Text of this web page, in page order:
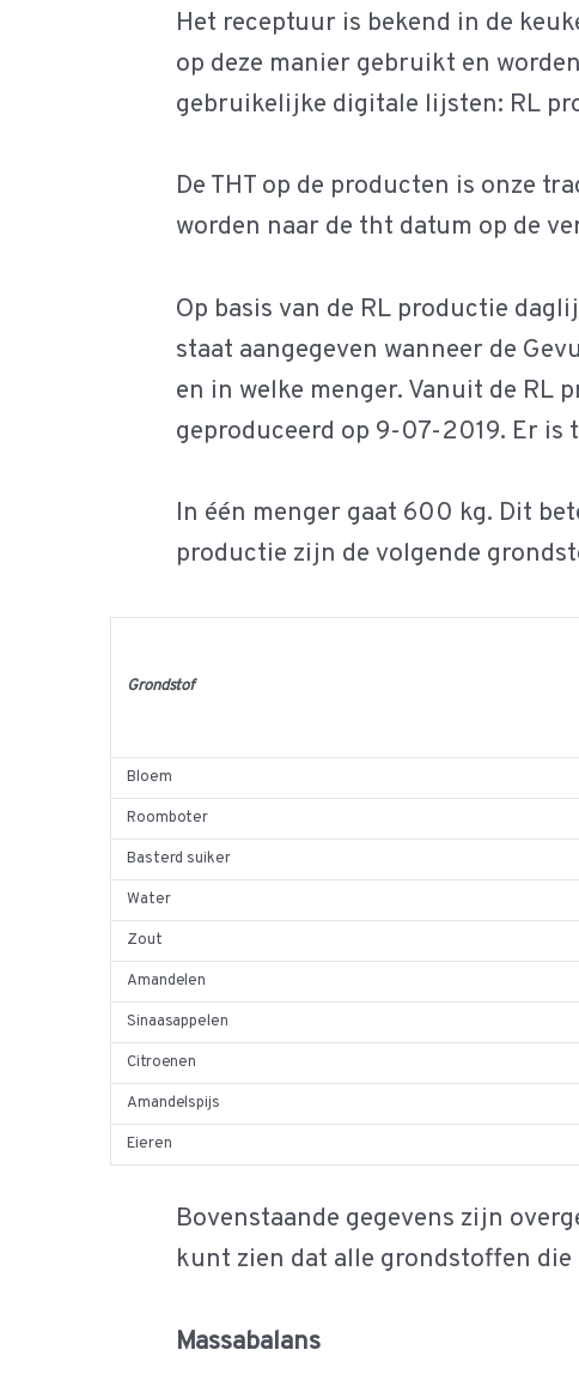
Het receptuur is bekend in de
op deze manier gebruikt en
gebruikelijke digitale lijsten: RL
De THT op de producten is onze
worden naar de tht datum op de
Op basis van de RL productie
staat aangegeven wanneer de
en in welke menger. Vanuit de
geproduceerd op 9-07-2019. Er
In één menger gaat 600 kg. Dit
productie zijn de volgende
Grondstof
Bloem
Roomboter
Basterd suiker
Water
Zout
Amandelen
Sinaasappelen
Citroenen
Amandelspijs
Eieren
Bovenstaande gegevens zijn
kunt zien dat alle grondstoffen
Massabalans